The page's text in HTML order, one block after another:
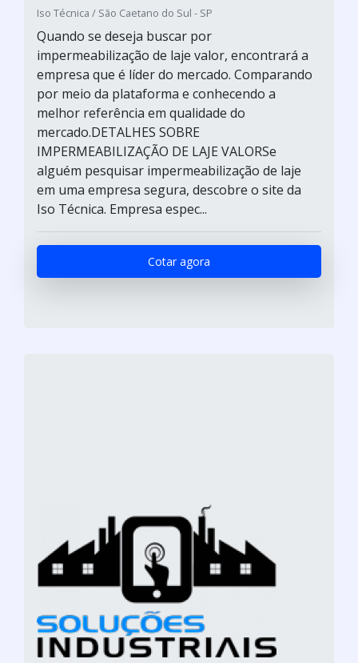
Iso Técnica / São Caetano do Sul - SP
Quando se deseja buscar por
impermeabilização de laje valor, encontrará a
empresa que é líder do mercado. Comparando
por meio da plataforma e conhecendo a
melhor referência em qualidade do
mercado.DETALHES SOBRE
IMPERMEABILIZAÇÃO DE LAJE VALORSe
alguém pesquisar impermeabilização de laje
em uma empresa segura, descobre o site da
Iso Técnica. Empresa espec...
Cotar agora